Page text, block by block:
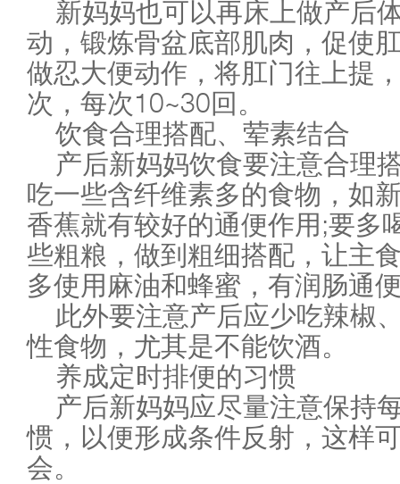
新妈妈也可以再床上做产后
动，锻炼骨盆底部肌肉，促使
做忍大便动作，将肛门往上提
次，每次10~30回。
饮食合理搭配、荤素结合
产后新妈妈饮食要注意合理
吃一些含纤维素多的食物，如
香蕉就有较好的通便作用;要多
些粗粮，做到粗细搭配，让主
多使用麻油和蜂蜜，有润肠通
此外要注意产后应少吃辣椒
性食物，尤其是不能饮酒。
养成定时排便的习惯
产后新妈妈应尽量注意保持
惯，以便形成条件反射，这样
会。